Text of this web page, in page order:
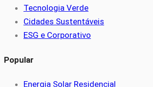
Tecnologia Verde
Cidades Sustentáveis
ESG e Corporativo
Popular
Energia Solar Residencial